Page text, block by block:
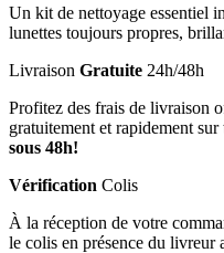
Un kit de nettoyage essentiel
lunettes toujours propres,
Livraison Gratuite 24h/48h
Profitez des frais de livraison
gratuitement et rapidement
sous 48h!
Vérification Colis
À la réception de votre
le colis en présence du livreur